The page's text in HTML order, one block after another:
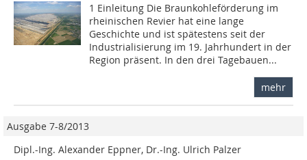
1 Einleitung Die Braunkohleförderung im
rheinischen Revier hat eine lange
Geschichte und ist spätestens seit der
Industrialisierung im 19. Jahrhundert in der
Region präsent. In den drei Tagebauen...
mehr
Ausgabe 7-8/2013
Dipl.-Ing. Alexander Eppner, Dr.-Ing. Ulrich Palzer